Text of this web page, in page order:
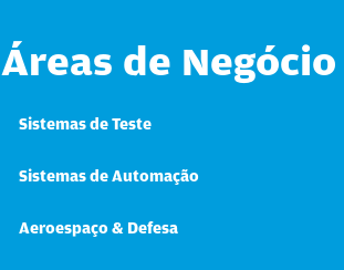
Áreas de Negócio
Sistemas de Teste
Sistemas de Automação
Aeroespaço & Defesa